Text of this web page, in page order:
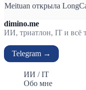
Meituan открыла
dimino.me
ИИ, триатлон, IT и всё
Telegram →
ИИ / IT
Обо мне